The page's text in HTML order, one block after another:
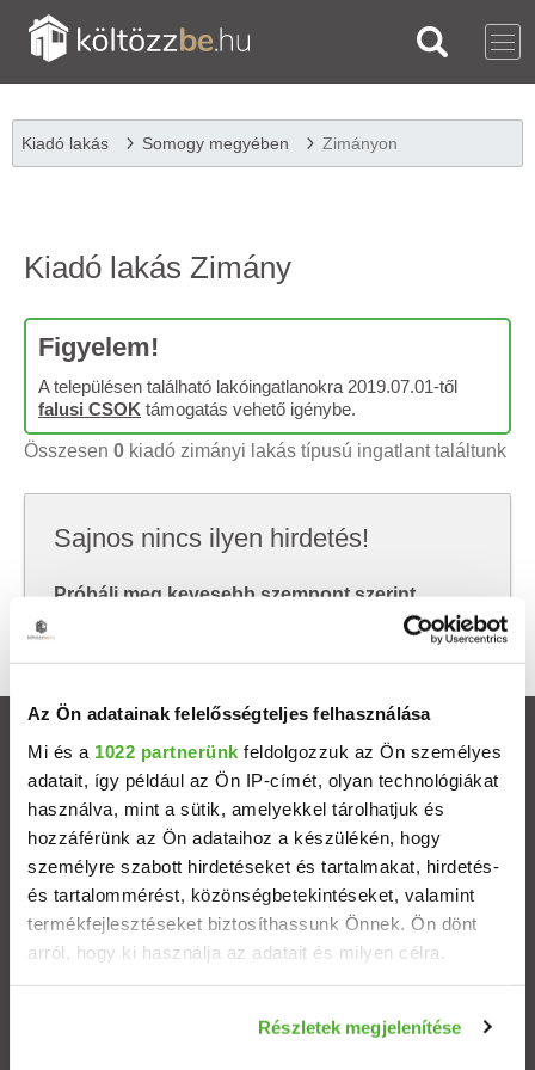
Az Ön adatainak felelősségteljes felhasználása
Mi és a 1022 partnerünk feldolgozzuk az Ön személyes
adatait, így például az Ön IP-címét, olyan technológiákat
használva, mint a sütik, amelyekkel tárolhatjuk és
hozzáférünk az Ön adataihoz a készülékén, hogy
személyre szabott hirdetéseket és tartalmakat, hirdetés-
és tartalommérést, közönségbetekintéseket, valamint
termékfejlesztéseket biztosíthassunk Önnek. Ön dönt
arról, hogy ki használja az adatait és milyen célra.
Információgyűjtés az Ön földrajzi elhelyezkedéséről
Részletek megjelenítése
Kiadó lakás Somogy megyében Zimányon
Kiadó lakás Zimány
Figyelem!
A településen található lakóingatlanokra 2019.07.01-től
falusi CSOK támogatás vehető igénybe.
Összesen 0 kiadó zimányi lakás típusú ingatlant találtunk
Sajnos nincs ilyen hirdetés!
Próbálj meg kevesebb szempont szerint
keresni, hátha akkor megtalálod, amit keresel.
Ingatlanok
Eladó házak
Eladó lakások
Települések